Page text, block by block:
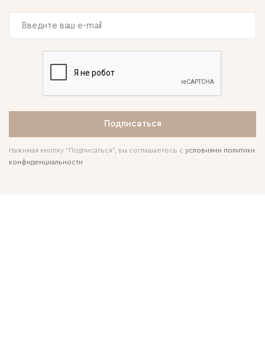
Подписаться
Нажимая кнопку “Подписаться”, вы соглашаетесь с условиями политики
конфиденциальности